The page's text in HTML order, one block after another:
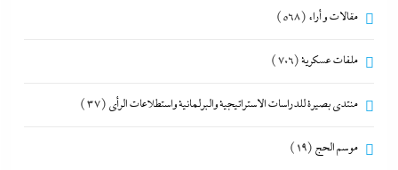
مقالات و أراء (568)
ملفات عسكرية(706)
منتدى بصيرة للدراسات الاستراتيجية والبرلمانية واستطلاعات الرأى (37)
موسم الحج (19)